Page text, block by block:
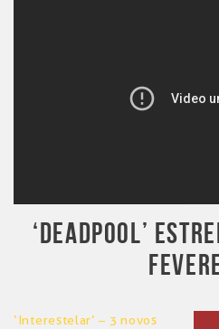
‘DEADPOOL’
‘Interestelar’ – 3 novos